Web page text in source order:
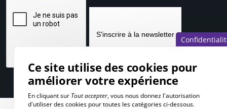
Ce site utilise des cookies pour
améliorer votre expérience
En cliquant sur Tout accepter, vous nous donnez l'autorisation
d'utiliser des cookies pour toutes les catégories ci-dessous.